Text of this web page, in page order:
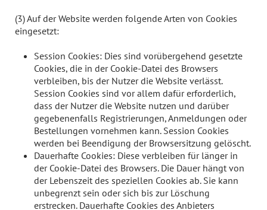
(3) Auf der Website werden folgende Arten von Cookies
eingesetzt:
Session Cookies: Dies sind vorübergehend gesetzte
Cookies, die in der Cookie-Datei des Browsers
verbleiben, bis der Nutzer die Website verlässt.
Session Cookies sind vor allem dafür erforderlich,
dass der Nutzer die Website nutzen und darüber
gegebenenfalls Registrierungen, Anmeldungen oder
Bestellungen vornehmen kann. Session Cookies
werden bei Beendigung der Browsersitzung gelöscht.
Dauerhafte Cookies: Diese verbleiben für länger in
der Cookie-Datei des Browsers. Die Dauer hängt von
der Lebenszeit des speziellen Cookies ab. Sie kann
unbegrenzt sein oder sich bis zur Löschung
erstrecken. Dauerhafte Cookies des Anbieters